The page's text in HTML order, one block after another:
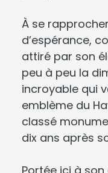
À se
d’espérance,
attiré par son
peu à peu la
incroyable qui
emblème du
classé
dix ans après